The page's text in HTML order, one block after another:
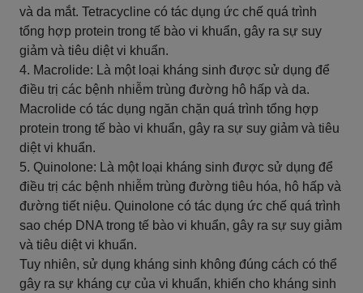
và da mắt. Tetracycline có tác dụng ức chế quá trình
tổng hợp protein trong tế bào vi khuẩn, gây ra sự suy
giảm và tiêu diệt vi khuẩn.
4. Macrolide: Là một loại kháng sinh được sử dụng để
điều trị các bệnh nhiễm trùng đường hô hấp và da.
Macrolide có tác dụng ngăn chặn quá trình tổng hợp
protein trong tế bào vi khuẩn, gây ra sự suy giảm và tiêu
diệt vi khuẩn.
5. Quinolone: Là một loại kháng sinh được sử dụng để
điều trị các bệnh nhiễm trùng đường tiêu hóa, hô hấp và
đường tiết niệu. Quinolone có tác dụng ức chế quá trình
sao chép DNA trong tế bào vi khuẩn, gây ra sự suy giảm
và tiêu diệt vi khuẩn.
Tuy nhiên, sử dụng kháng sinh không đúng cách có thể
gây ra sự kháng cự của vi khuẩn, khiến cho kháng sinh